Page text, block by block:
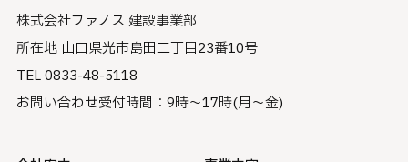
株式会社ファノス 建設事業部
所在地 山口県光市島田二丁目23番10号
TEL 0833-48-5118
お問い合わせ受付時間：9時〜17時(月〜金)